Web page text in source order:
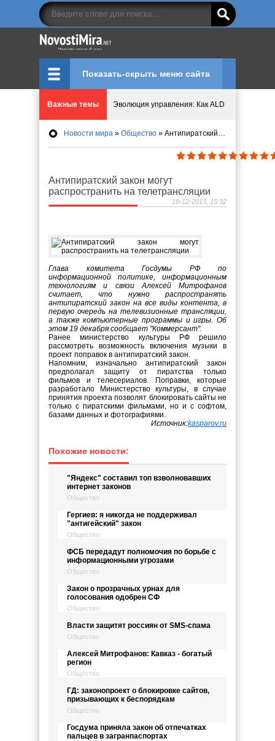
Показать-скрыть меню сайта
Важные темы
Мир ярких эмоций и виртуальных
Что означает число судьбы в нумерологии
Новости мира » Общество » Антипиратский закон могут распространить на телетрансляции
Антипиратский закон могут
распространить на телетрансляции
19-12-2013, 15:32
Глава комитета Госдумы РФ по
информационной политике, информационным
технологиям и связи Алексей Митрофанов
считает, что нужно распространять
антипиратский закон на все виды контента, в
первую очередь на телевизионные трансляции,
а также компьютерные программы и игры. Об
этом 19 декабря сообщает "Коммерсант".
Ранее министерство культуры РФ решило
рассмотреть возможность включения музыки в
проект поправок в антипиратский закон.
Напомним, изначально антипиратский закон
предполагал защиту от пиратства только
фильмов и телесериалов. Поправки, которые
разработало Министерство культуры, в случае
принятия проекта позволят блокировать сайты не
только с пиратскими фильмами, но и с софтом,
базами данных и фотографиями.
Источник:kasparov.ru
Похожие новости:
"Яндекс" составил топ взволновавших
интернет законов
Общество
Гергиев: я никогда не поддерживал
"антигейский" закон
Общество
ФСБ передадут полномочия по борьбе с
информационными угрозами
Общество
Закон о прозрачных урнах для
голосования одобрен СФ
Общество
Власти защитят россиян от SMS-спама
Общество
Алексей Митрофанов: Кавказ - богатый
регион
Общество
ГД: законопроект о блокировке сайтов,
призывающих к беспорядкам
Общество
Госдума приняла закон об отпечатках
пальцев в загранпаспортах